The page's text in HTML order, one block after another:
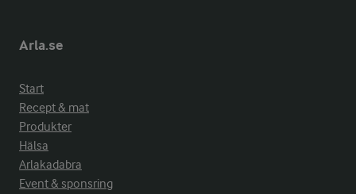
Arla.se
Start
Recept & mat
Produkter
Hälsa
Arlakadabra
Event & sponsring